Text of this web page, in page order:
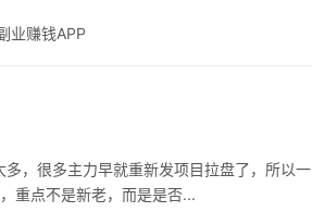
业赚钱APP
，很多主力早就重新发项目拉盘了，所以一
，但是也不都代表老旧的项目是垃圾。 在这里，重点不是新老，而是是否...